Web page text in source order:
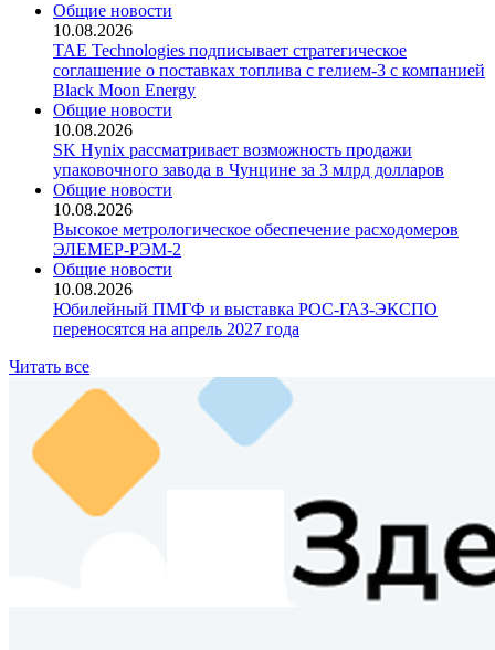
Общие новости
10.08.2026
TAE Technologies подписывает стратегическое
соглашение о поставках топлива с гелием-3 с компанией
Black Moon Energy
Общие новости
10.08.2026
SK Hynix рассматривает возможность продажи
упаковочного завода в Чунцине за 3 млрд долларов
Общие новости
10.08.2026
Высокое метрологическое обеспечение расходомеров
ЭЛЕМЕР‑РЭМ‑2
Общие новости
10.08.2026
Юбилейный ПМГФ и выставка РОС-ГАЗ-ЭКСПО
переносятся на апрель 2027 года
Читать все